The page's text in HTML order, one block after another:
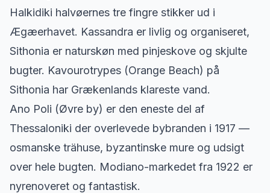
Halkidiki halvøernes tre fingre stikker ud i
Ægæerhavet. Kassandra er livlig og organiseret,
Sithonia er naturskøn med pinjeskove og skjulte
bugter. Kavourotrypes (Orange Beach) på
Sithonia har Grækenlands klareste vand.
Ano Poli (Øvre by) er den eneste del af
Thessaloniki der overlevede bybranden i 1917 —
osmanske trähuse, byzantinske mure og udsigt
over hele bugten. Modiano-markedet fra 1922 er
nyrenoveret og fantastisk.